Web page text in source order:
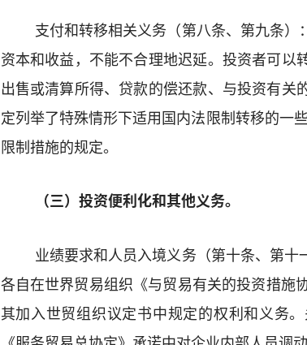
支付和转移相关义务（第八条、第九条）
资本和收益，不能不合理地迟延。投资者可以
出售或清算所得、贷款的偿还款、与投资有关
定列举了特殊情形下适用国内法限制转移的一
限制措施的规定。
（三）投资便利化和其他义务。
业绩要求和人员入境义务（第十条、第十
各自在世界贸易组织《与贸易有关的投资措施
其加入世贸组织议定书中规定的权利和义务